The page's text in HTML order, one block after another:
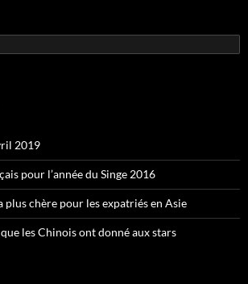
2019
pour l’année du Singe 2016
plus chère pour les expatriés en Asie
les Chinois ont donné aux stars